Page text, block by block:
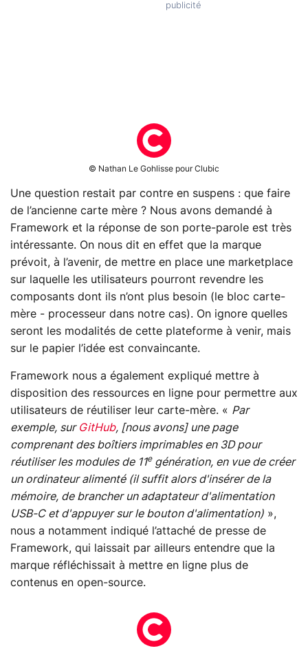
© Nathan Le Gohlisse pour Clubic
Une question restait par contre en suspens : que faire
de l’ancienne carte mère ? Nous avons demandé à
Framework et la réponse de son porte-parole est très
intéressante. On nous dit en effet que la marque
prévoit, à l’avenir, de mettre en place une marketplace
sur laquelle les utilisateurs pourront revendre les
composants dont ils n’ont plus besoin (le bloc carte-
mère - processeur dans notre cas). On ignore quelles
seront les modalités de cette plateforme à venir, mais
sur le papier l’idée est convaincante.
Framework nous a également expliqué mettre à
disposition des ressources en ligne pour permettre aux
utilisateurs de réutiliser leur carte-mère. « Par
exemple, sur GitHub, [nous avons] une page
comprenant des boîtiers imprimables en 3D pour
réutiliser les modules de 11egénération, en vue de créer
un ordinateur alimenté (il suffit alors d'insérer de la
mémoire, de brancher un adaptateur d'alimentation
USB-C et d'appuyer sur le bouton d'alimentation) »,
nous a notamment indiqué l’attaché de presse de
Framework, qui laissait par ailleurs entendre que la
marque réfléchissait à mettre en ligne plus de
contenus en open-source.